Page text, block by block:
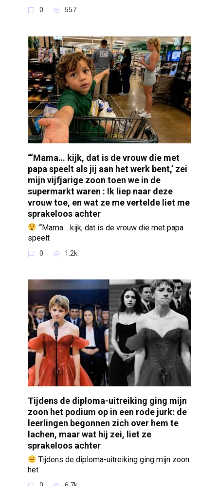
0 557
“‘Mama… kijk, dat is de vrouw die met
papa speelt als jij aan het werk bent,’ zei
mijn vijfjarige zoon toen we in de
supermarkt waren : Ik liep naar deze
vrouw toe, en wat ze me vertelde liet me
sprakeloos achter
“‘Mama… kijk, dat is de vrouw die met papa
speelt
0 1.2k.
Tijdens de diploma-uitreiking ging mijn
zoon het podium op in een rode jurk: de
leerlingen begonnen zich over hem te
lachen, maar wat hij zei, liet ze
sprakeloos achter
Tijdens de diploma-uitreiking ging mijn zoon
het